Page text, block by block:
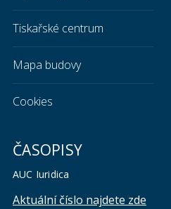
Tiskařské centrum
Mapa budovy
Cookies
ČASOPISY
AUC Iuridica
Aktuální číslo najdete zde